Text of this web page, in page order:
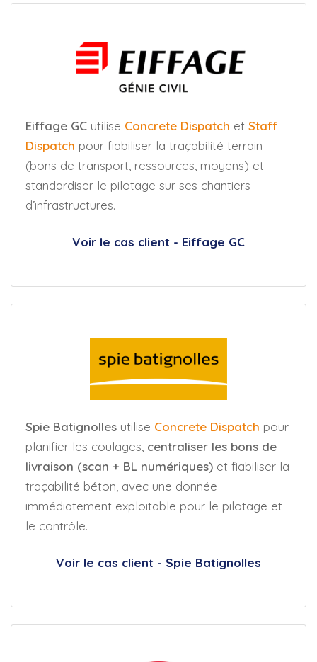
Eiffage GC utilise Concrete Dispatch et Staff
Dispatch pour fiabiliser la traçabilité terrain
(bons de transport, ressources, moyens) et
standardiser le pilotage sur ses chantiers
d’infrastructures.
Voir le cas client - Eiffage GC
Spie Batignolles utilise Concrete Dispatch pour
planifier les coulages, centraliser les bons de
livraison (scan + BL numériques) et fiabiliser la
traçabilité béton, avec une donnée
immédiatement exploitable pour le pilotage et
le contrôle.
Voir le cas client - Spie Batignolles